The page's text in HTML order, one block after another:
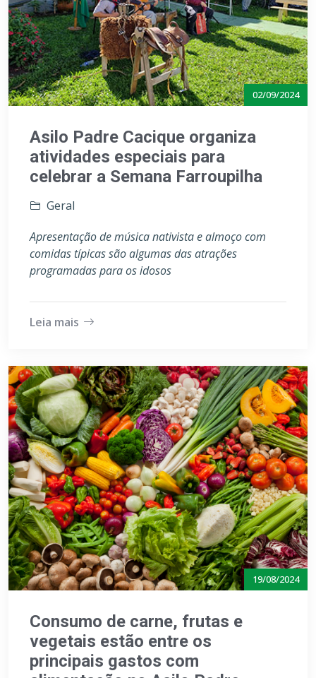
02/09/2024
Asilo Padre Cacique organiza
atividades especiais para
celebrar a Semana Farroupilha
Geral
Apresentação de música nativista e almoço com
comidas típicas são algumas das atrações
programadas para os idosos
Leia mais
19/08/2024
Consumo de carne, frutas e
vegetais estão entre os
principais gastos com